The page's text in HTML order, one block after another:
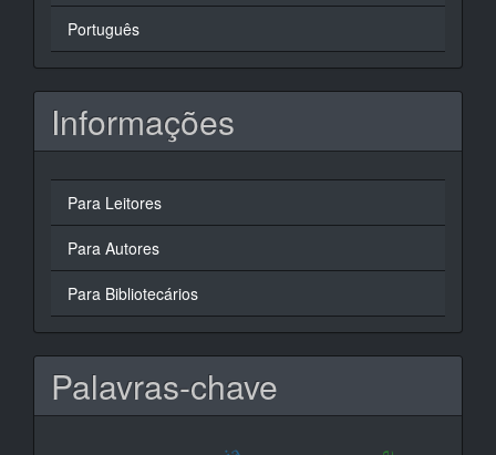
Português
Informações
Para Leitores
Para Autores
Para Bibliotecários
Palavras-chave